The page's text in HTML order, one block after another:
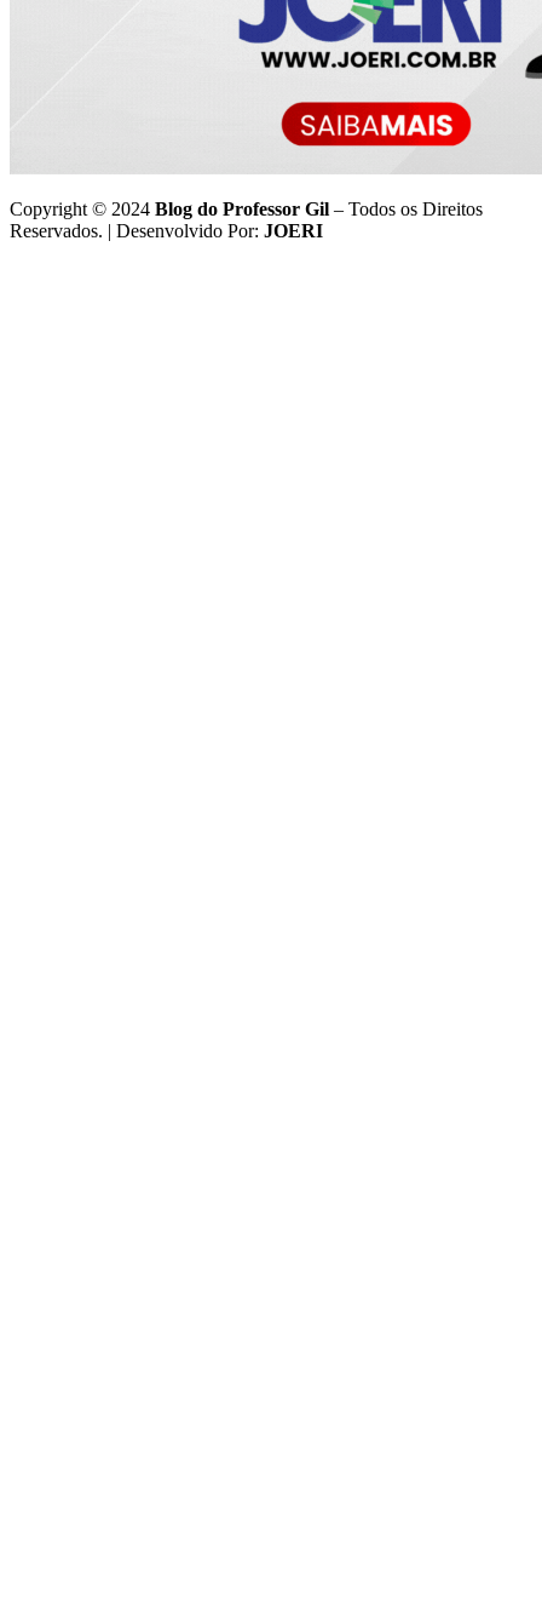
Copyright © 2024 Blog do Professor Gil – Todos os Direitos
Reservados. | Desenvolvido Por: JOERI